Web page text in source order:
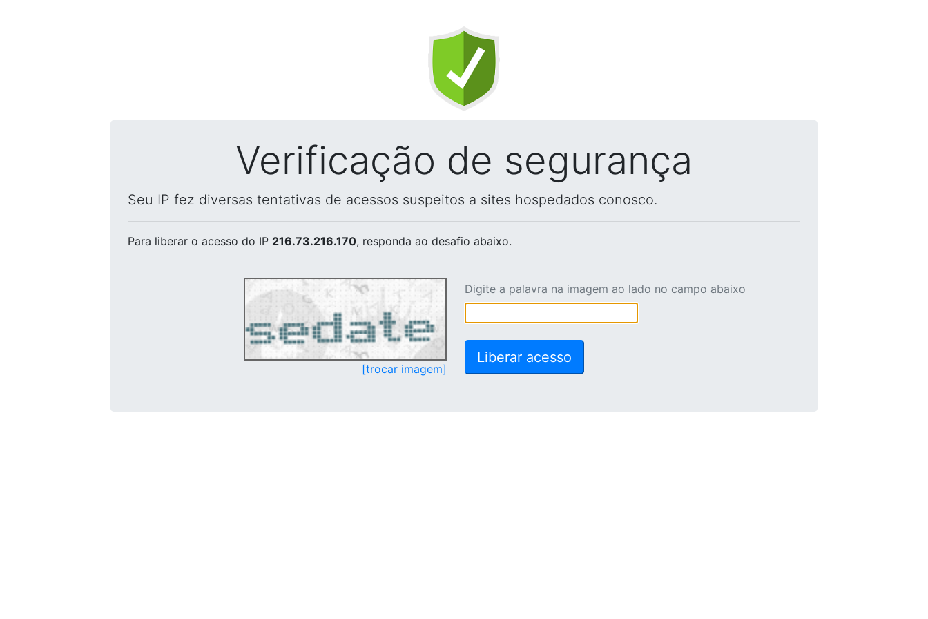
Verificação de segurança
Seu IP fez diversas tentativas de acessos suspeitos a sites hospedados conosco.
Para liberar o acesso do IP 216.73.216.170, responda ao desafio abaixo.
[trocar imagem]
Digite a palavra na imagem ao lado no campo abaixo